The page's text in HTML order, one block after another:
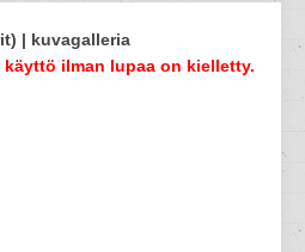
| kuvagalleria
ilman lupaa on kielletty.